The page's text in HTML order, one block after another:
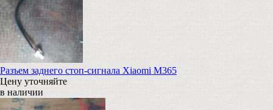
Разъем заднего стоп-сигнала Xiaomi M365
Цену уточняйте
в наличии